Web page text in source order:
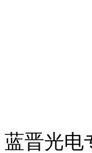
蓝晋光电